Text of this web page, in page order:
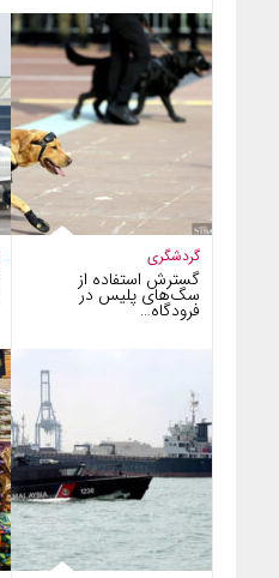
گردشگری
گسترش استفاده از
سگ‌های پلیس در
فرودگاه…